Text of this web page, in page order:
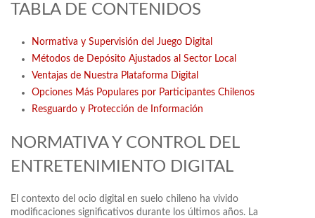
TABLA DE CONTENIDOS
Normativa y Supervisión del Juego Digital
Métodos de Depósito Ajustados al Sector Local
Ventajas de Nuestra Plataforma Digital
Opciones Más Populares por Participantes Chilenos
Resguardo y Protección de Información
NORMATIVA Y CONTROL DEL
ENTRETENIMIENTO DIGITAL
El contexto del ocio digital en suelo chileno ha vivido
modificaciones significativos durante los últimos años. La